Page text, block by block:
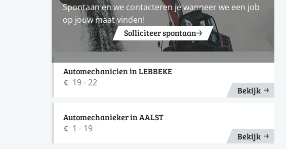
Spontaan en we contacteren je wanneer we een job
op jouw maat vinden!
Solliciteer spontaan
Automechanicien in LEBBEKE
19 - 22
Bekijk
Automechanieker in AALST
1 - 19
Bekijk